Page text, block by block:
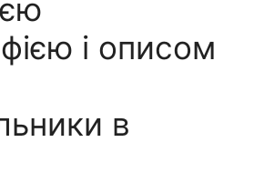
і описом
в